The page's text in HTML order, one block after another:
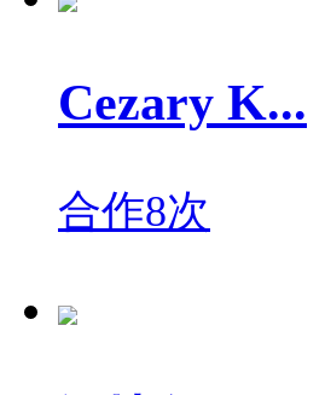
Cezary K...
合作8次